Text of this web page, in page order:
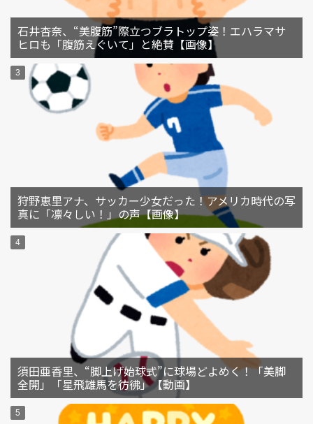
石井杏奈、“美腹筋”際立つブラトップ姿！エハラマサ
ヒロも「腹筋えぐいて」と絶賛【画像】
狩野恵里アナ、サッカー少女だった！アメリカ時代の写
真に「凛々しい！」の声【画像】
須田亜香里、“脚上げ始球式”に球場どよめく！「美脚
全開」「星飛雄馬を彷彿」【動画】